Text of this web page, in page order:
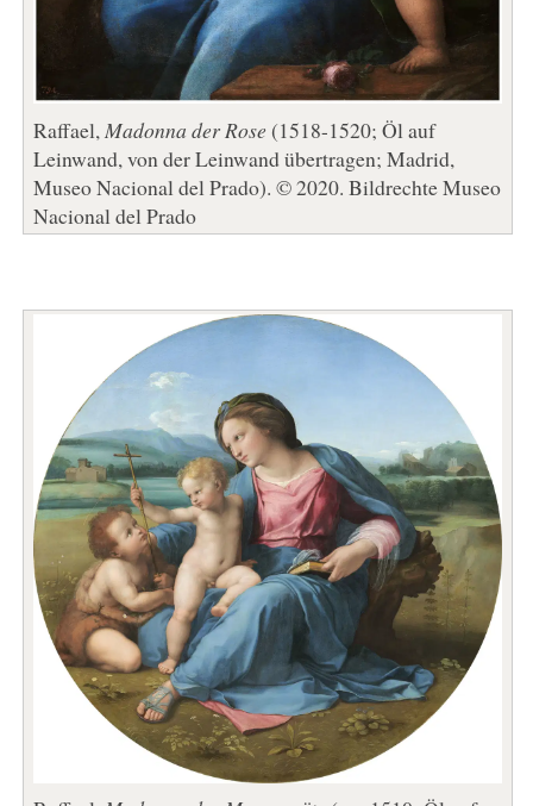
Raffael, Madonna der Rose (1518-1520; Öl auf
Leinwand, von der Leinwand übertragen; Madrid,
Museo Nacional del Prado). © 2020. Bildrechte Museo
Nacional del Prado